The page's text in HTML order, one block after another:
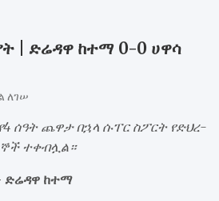
| ድሬዳዋ ከተማ 0-0 ሀዋሳ
ለገሠ
ሰዓት ጨዋታ በኋላ ሱፐር ስፖርት የድህረ-
ተቀብሏል።
ድሬዳዋ ከተማ